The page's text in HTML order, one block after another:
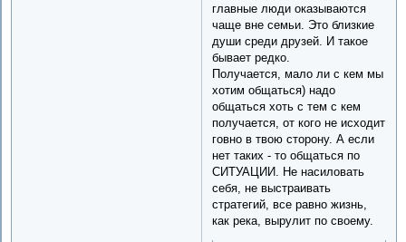
главные люди оказываются
чаще вне семьи. Это близкие
души среди друзей. И такое
бывает редко.
Получается, мало ли с кем мы
хотим общаться) надо
общаться хоть с тем с кем
получается, от кого не исходит
говно в твою сторону. А если
нет таких - то общаться по
СИТУАЦИИ. Не насиловать
себя, не выстраивать
стратегий, все равно жизнь,
как река, вырулит по своему.